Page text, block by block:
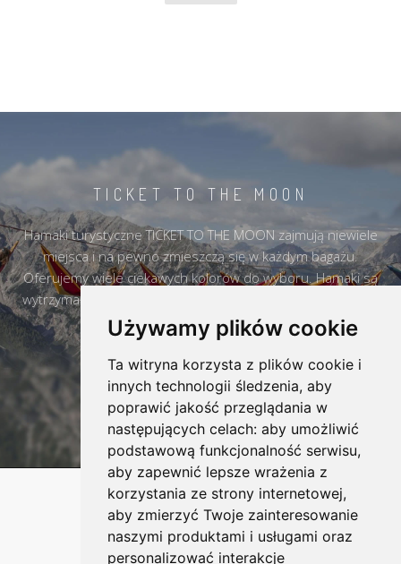
Używamy plików cookie
Ta witryna korzysta z plików cookie i
innych technologii śledzenia, aby
poprawić jakość przeglądania w
następujących celach: aby umożliwić
podstawową funkcjonalność serwisu,
aby zapewnić lepsze wrażenia z
korzystania ze strony internetowej,
aby zmierzyć Twoje zainteresowanie
naszymi produktami i usługami oraz
personalizować interakcje
TICKET TO THE MOON
Hamaki turystyczne TICKET TO THE MOON zajmują niewiele
miejsca i na pewno zmieszczą się w każdym bagażu.
Oferujemy wiele ciekawych kolorów do wyboru. Hamaki są
wytrzymałe i na pewno przez wiele lat mogą towarzyszyć w
każdym miejscu.
DOWIEDZ SIĘ WIĘCEJ